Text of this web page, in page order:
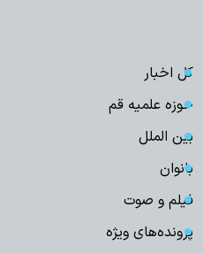
کل اخبار
حوزه علمیه قم
بین الملل
بانوان
فیلم و صوت
پرونده‌های ویژه